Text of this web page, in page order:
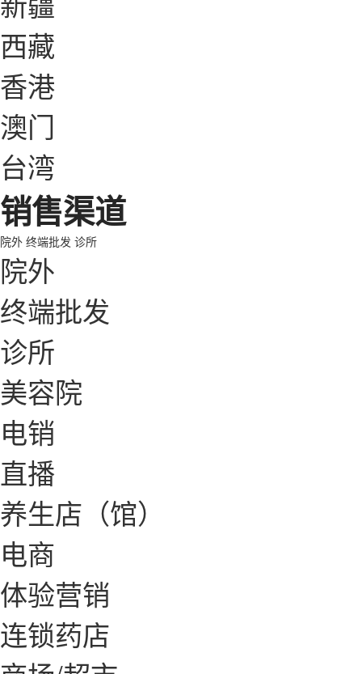
西藏
香港
澳门
台湾
销售渠道
院外 终端批发 诊所
院外
终端批发
诊所
美容院
电销
直播
养生店（馆）
电商
体验营销
连锁药店